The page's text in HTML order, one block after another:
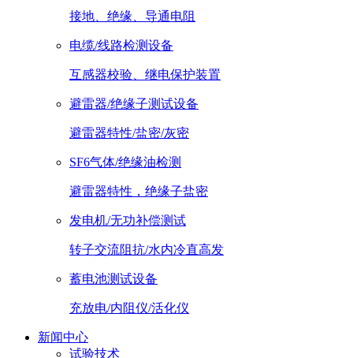
接地、绝缘、导通电阻
电缆/线路检测设备
互感器校验、继电保护装置
避雷器/绝缘子测试设备
避雷器特性/盐密/灰密
SF6气体/绝缘油检测
避雷器特性，绝缘子盐密
发电机/无功补偿测试
转子交流阻抗/水内冷直高发
蓄电池测试设备
充放电/内阻仪/活化仪
新闻中心
试验技术